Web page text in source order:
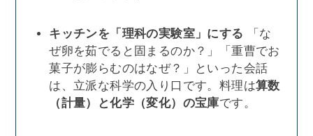
キッチンを「理科の実験室」にする 「な
ぜ卵を茹でると固まるのか？」「重曹でお
菓子が膨らむのはなぜ？」といった会話
は、立派な科学の入り口です。料理は算数
（計量）と化学（変化）の宝庫です。